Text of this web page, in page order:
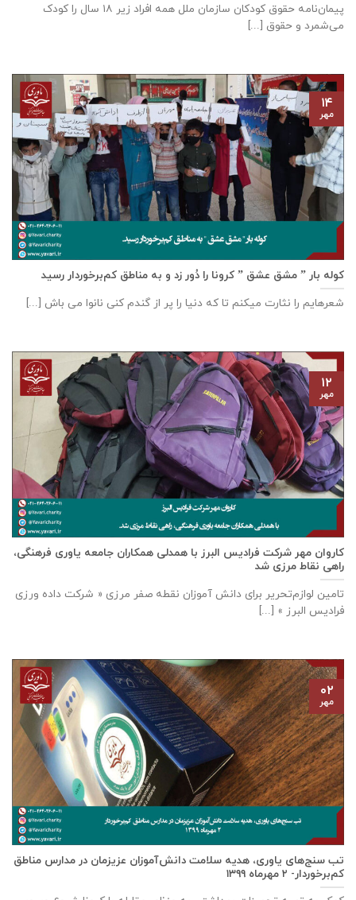
پیمان‌نامه‌ حقوق کودکان سازمان ملل همه‌ افراد زیر ۱۸ سال را کودک
می‌شمرد و حقوق [...]
کوله بار ” مشق عشق ” کرونا را دُور زد و به مناطق کم‌برخوردار رسید
شعرهایم را نثارت میکنم تا که دنیا را پر از گندم کنی نانوا می باش [...]
۱۴
مهر
كاروان مهر شرکت فرادیس البرز با همدلی همکاران جامعه یاوری فرهنگی،
راهی نقاط مرزی شد
تامين لوازم‌تحرير برای دانش آموزان نقطه صفر مرزی « شرکت داده ورزی
فراديس البرز » [...]
۱۲
مهر
تب سنج‌های یاوری، هدیه سلامت دانش‌آموزان عزیزمان در مدارس مناطق
کم‌برخوردار- ۲ مهرماه ۱۳۹۹
۰۲
مهر